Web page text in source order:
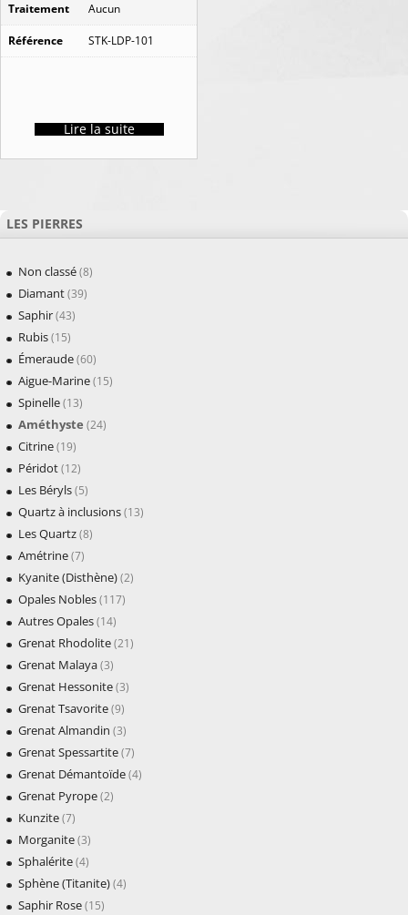
Traitement Aucun
Référence STK-LDP-101
Lire la suite
LES PIERRES
Non classé(8)
Diamant(39)
Saphir(43)
Rubis(15)
Émeraude(60)
Aigue-Marine(15)
Spinelle(13)
Améthyste (24)
Citrine(19)
Péridot(12)
Les Béryls(5)
Quartz à inclusions(13)
Les Quartz(8)
Amétrine(7)
Kyanite (Disthène)(2)
Opales Nobles(117)
Autres Opales(14)
Grenat Rhodolite(21)
Grenat Malaya(3)
Grenat Hessonite(3)
Grenat Tsavorite(9)
Grenat Almandin (3)
Grenat Spessartite(7)
Grenat Démantoïde(4)
Grenat Pyrope(2)
Kunzite(7)
Morganite(3)
Sphalérite(4)
Sphène (Titanite)(4)
Saphir Rose(15)